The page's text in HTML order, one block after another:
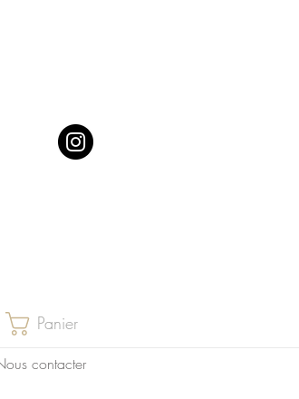
Panier
contacter